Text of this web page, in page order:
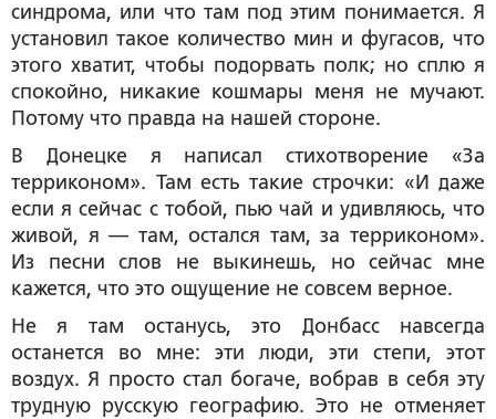
синдрома, или что там под этим понимается. Я
установил такое количество мин и фугасов, что
этого хватит, чтобы подорвать полк; но сплю я
спокойно, никакие кошмары меня не мучают.
Потому что правда на нашей стороне.
В Донецке я написал стихотворение «За
терриконом». Там есть такие строчки: «И даже
если я сейчас с тобой, пью чай и удивляюсь, что
живой, я — там, остался там, за терриконом».
Из песни слов не выкинешь, но сейчас мне
кажется, что это ощущение не совсем верное.
Не я там останусь, это Донбасс навсегда
останется во мне: эти люди, эти степи, этот
воздух. Я просто стал богаче, вобрав в себя эту
трудную русскую географию. Это не отменяет